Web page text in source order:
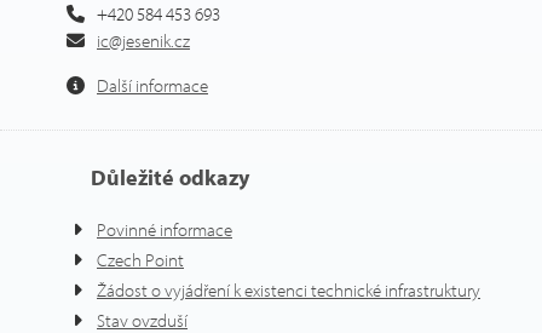
+420 584 453 693
ic@jesenik.cz
Další informace
Důležité odkazy
Povinné informace
Czech Point
Žádost o vyjádření k existenci technické infrastruktury
Stav ovzduší